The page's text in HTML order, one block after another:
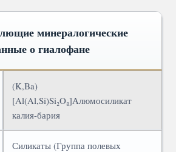
минералогические
о гиалофане
(K,Ba)
[Al(Al,Si)Si₂O₈]Алюмосиликат
калия-бария
Силикаты (Группа полевых